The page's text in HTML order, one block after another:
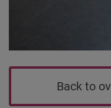
Back to